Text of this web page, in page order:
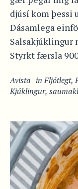
djúsí kom þessi
Dásamlega
Salsakjúklingur
Styrkt færsla
Avista inFljótlegt,
Kjúklingur,